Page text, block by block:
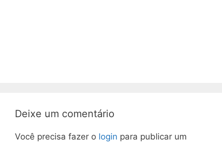
Deixe um comentário
Você precisa fazer o login para publicar um